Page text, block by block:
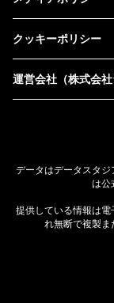
クッキーポリシー
運営会社（株式会社
データはデータスタ
は公
提供している情報は
れ無断で複製ま